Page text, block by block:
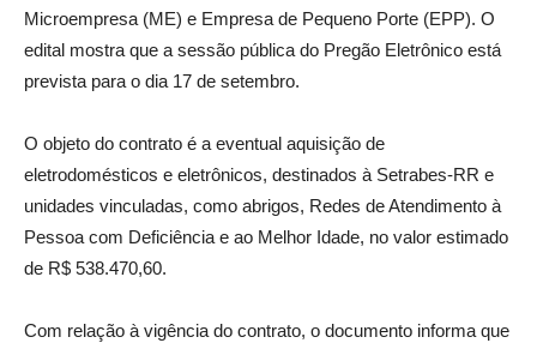
Microempresa (ME) e Empresa de Pequeno Porte (EPP). O
edital mostra que a sessão pública do Pregão Eletrônico está
prevista para o dia 17 de setembro.
O objeto do contrato é a eventual aquisição de
eletrodomésticos e eletrônicos, destinados à Setrabes-RR e
unidades vinculadas, como abrigos, Redes de Atendimento à
Pessoa com Deficiência e ao Melhor Idade, no valor estimado
de R$ 538.470,60.
Com relação à vigência do contrato, o documento informa que